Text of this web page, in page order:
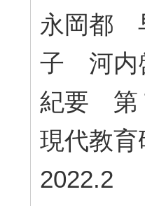
永岡都
子 河内
紀要
現代教
2022.2